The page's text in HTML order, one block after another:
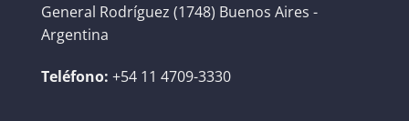
General Rodríguez (1748) Buenos Aires -
Argentina
Teléfono: +54 11 4709-3330